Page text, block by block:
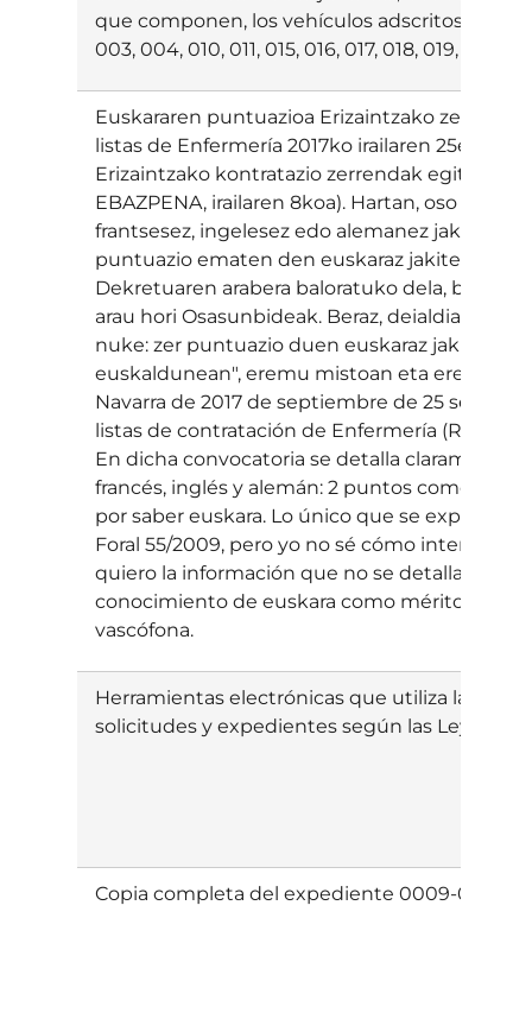
que componen, los vehículos adscritos, etc)
003, 004, 010, 011, 015, 016, 017, 018, 019, 020,
Euskararen puntuazioa Erizaintzako
listas de Enfermería 2017ko irailaren 25eko
Erizaintzako kontratazio zerrendak egiteko
EBAZPENA, irailaren 8koa). Hartan, oso argi
frantsesez, ingelesez edo alemanez jakitea: 2
puntuazio ematen den euskaraz jakiteagatik.
Dekretuaren arabera baloratuko dela, baina
arau hori Osasunbideak. Beraz, deialdian
nuke: zer puntuazio duen euskaraz
euskaldunean", eremu mistoan eta eremu
Navarra de 2017 de septiembre de 25 se
listas de contratación de Enfermería
En dicha convocatoria se detalla claramente
francés, inglés y alemán: 2 puntos como
por saber euskara. Lo único que se explica es
Foral 55/2009, pero yo no sé cómo
quiero la información que no se detalla en la
conocimiento de euskara como mérito en la
vascófona.
Herramientas electrónicas que utiliza la
solicitudes y expedientes según las Leyes 39/
Copia completa del expediente 0009-0T04-